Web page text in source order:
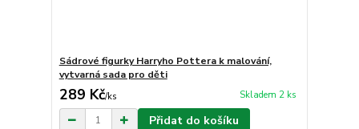
Sádrové figurky Harryho Pottera k malování,
vytvarná sada pro děti
289 Kč/ks Skladem 2 ks
Přidat do košíku